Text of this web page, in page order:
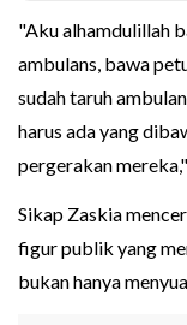
"Aku alhamdulillah
ambulans, bawa
sudah taruh
harus ada yang
pergerakan
Sikap Zaskia
figur publik yang
bukan hanya